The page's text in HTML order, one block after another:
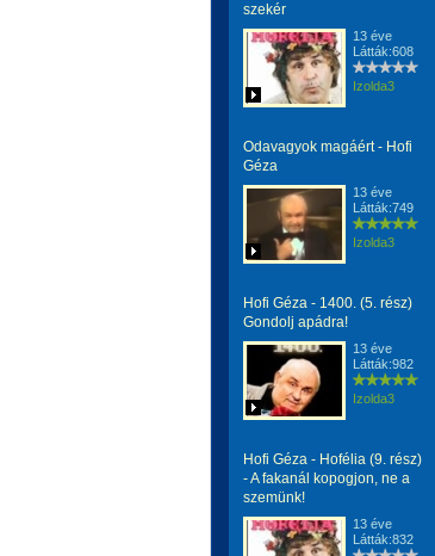
szekér
13 éve
Látták:608
Izolda3
Odavagyok magáért - Hofi
Géza
13 éve
Látták:749
Izolda3
Hofi Géza - 1400. (5. rész)
Gondolj apádra!
13 éve
Látták:982
Izolda3
Hofi Géza - Hofélia (9. rész)
- A fakanál kopogjon, ne a
szemünk!
13 éve
Látták:832